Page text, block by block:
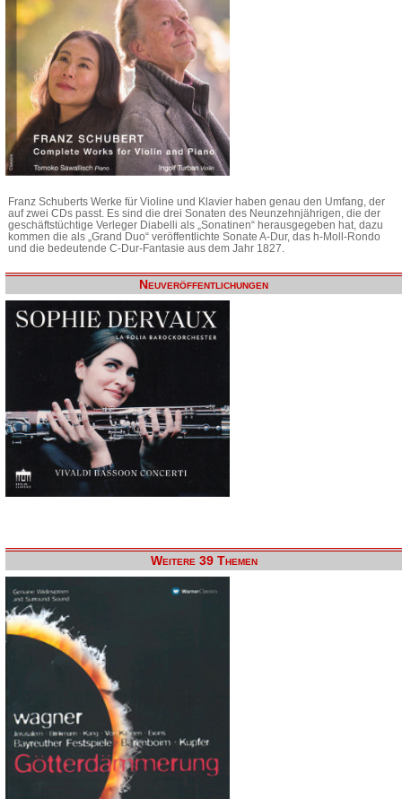
Franz Schuberts Werke für Violine und Klavier haben genau den Umfang, der
auf zwei CDs passt. Es sind die drei Sonaten des Neunzehnjährigen, die der
geschäftstüchtige Verleger Diabelli als „Sonatinen“ herausgegeben hat, dazu
kommen die als „Grand Duo“ veröffentlichte Sonate A-Dur, das h-Moll-Rondo
und die bedeutende C-Dur-Fantasie aus dem Jahr 1827.
Neuveröffentlichungen
Weitere 39 Themen